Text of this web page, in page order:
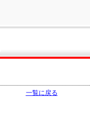
一覧に戻る